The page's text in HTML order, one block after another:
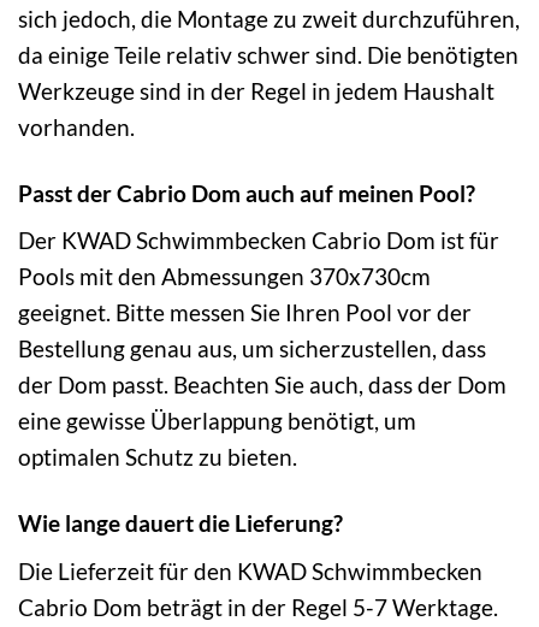
sich jedoch, die Montage zu zweit durchzuführen,
da einige Teile relativ schwer sind. Die benötigten
Werkzeuge sind in der Regel in jedem Haushalt
vorhanden.
Passt der Cabrio Dom auch auf meinen Pool?
Der KWAD Schwimmbecken Cabrio Dom ist für
Pools mit den Abmessungen 370x730cm
geeignet. Bitte messen Sie Ihren Pool vor der
Bestellung genau aus, um sicherzustellen, dass
der Dom passt. Beachten Sie auch, dass der Dom
eine gewisse Überlappung benötigt, um
optimalen Schutz zu bieten.
Wie lange dauert die Lieferung?
Die Lieferzeit für den KWAD Schwimmbecken
Cabrio Dom beträgt in der Regel 5-7 Werktage.